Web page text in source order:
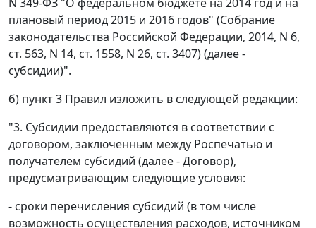
N 349-ФЗ "О федеральном бюджете на 2014 год и на
плановый период 2015 и 2016 годов" (Собрание
законодательства Российской Федерации, 2014, N 6,
ст. 563, N 14, ст. 1558, N 26, ст. 3407) (далее -
субсидии)".
б) пункт 3 Правил изложить в следующей редакции:
"3. Субсидии предоставляются в соответствии с
договором, заключенным между Роспечатью и
получателем субсидий (далее - Договор),
предусматривающим следующие условия:
- сроки перечисления субсидий (в том числе
возможность осуществления расходов, источником